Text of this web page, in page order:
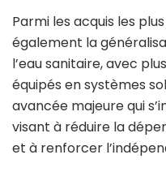
Parmi les acquis les
également la
l’eau sanitaire, avec
équipés en systèmes
avancée majeure qui
visant à réduire la
et à renforcer